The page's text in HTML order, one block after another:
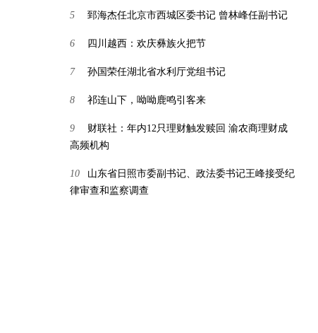
5 郅海杰任北京市西城区委书记 曾林峰任副书记
6 四川越西：欢庆彝族火把节
7 孙国荣任湖北省水利厅党组书记
8 祁连山下，呦呦鹿鸣引客来
9
财联社：年内12只理财触发赎回 渝农商理财成
高频机构
10
山东省日照市委副书记、政法委书记王峰接受纪
律审查和监察调查